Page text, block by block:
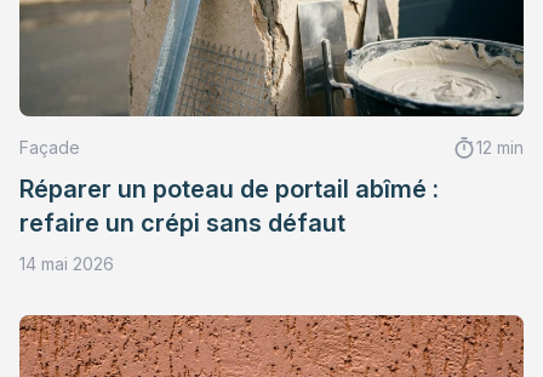
Façade 12 min
Réparer un poteau de portail abîmé :
refaire un crépi sans défaut
14 mai 2026